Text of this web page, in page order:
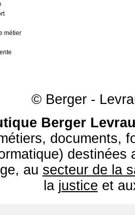
métier
© Berger -
Berger
documents,
destinées
au secteur de la
la justice et